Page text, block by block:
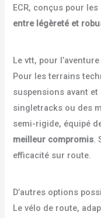
ECR, conçus pour
entre légèreté et
Le vtt, pour
Pour les terrains
suspensions avant
singletracks ou des
semi-rigide, équipé
meilleur compromis.
efficacité sur route.
D’autres options
Le vélo de route,